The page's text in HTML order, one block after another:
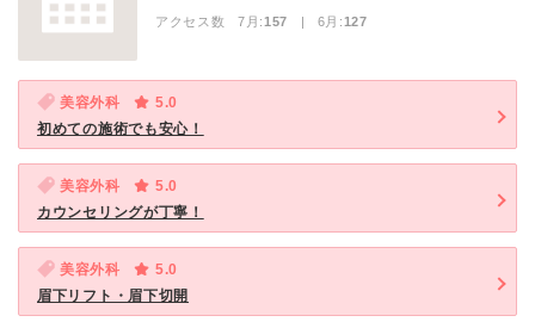
アクセス数 7月:157 | 6月:127
美容外科
5.0
初めての施術でも安心！
美容外科
5.0
カウンセリングが丁寧！
美容外科
5.0
眉下リフト・眉下切開